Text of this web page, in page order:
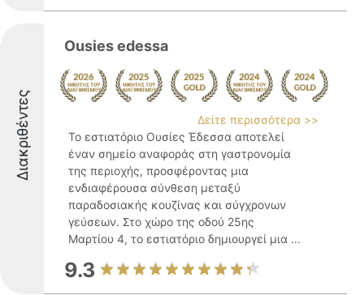
Διακριθέντες
Ousies edessa
Δείτε περισσότερα >>
Το εστιατόριο Ουσίες Έδεσσα αποτελεί
έναν σημείο αναφοράς στη γαστρονομία
της περιοχής, προσφέροντας μια
ενδιαφέρουσα σύνθεση μεταξύ
παραδοσιακής κουζίνας και σύγχρονων
γεύσεων. Στο χώρο της οδού 25ης
Μαρτίου 4, το εστιατόριο δημιουργεί μια ...
9.3